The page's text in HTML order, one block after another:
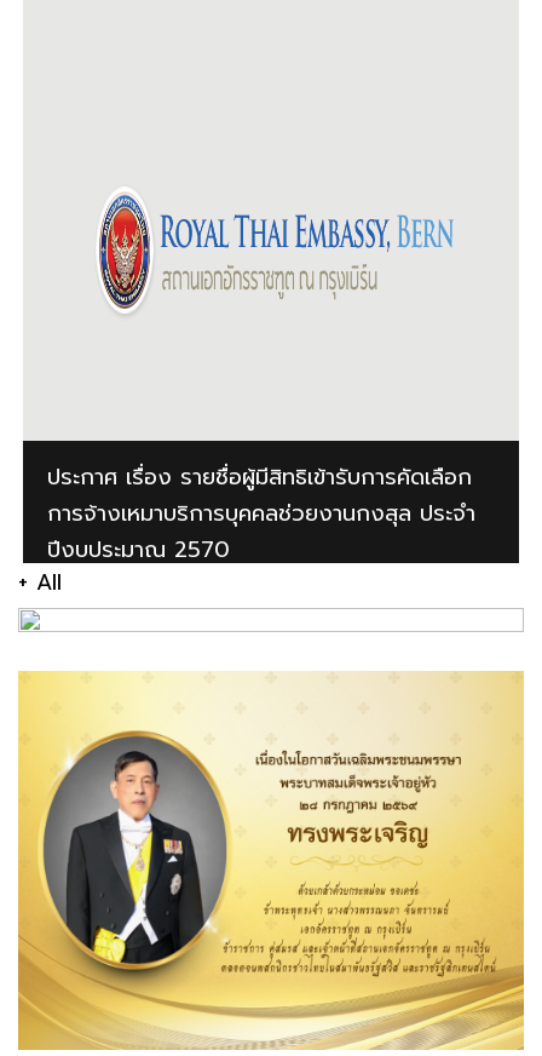
ประกาศ เรื่อง รายชื่อผู้มีสิทธิเข้ารับการคัดเลือก
การจ้างเหมาบริการบุคคลช่วยงานกงสุล ประจำ
ปีงบประมาณ 2570
+ All